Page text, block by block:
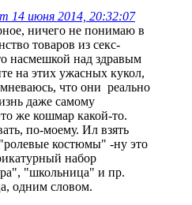
14 июня 2014, 20:32:07
ничего не понимаю в
товаров из секс-
насмешкой над здравым
на этих ужасных кукол,
что они реально
даже самому
же кошмар какой-то.
по-моему. Ил взять
костюмы" -ну это
набор
"школьница" и пр.
одним словом.